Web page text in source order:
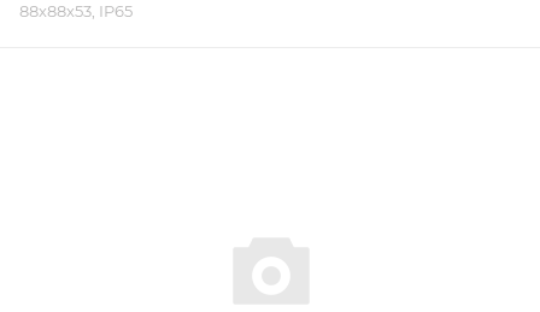
88х88х53, IP65